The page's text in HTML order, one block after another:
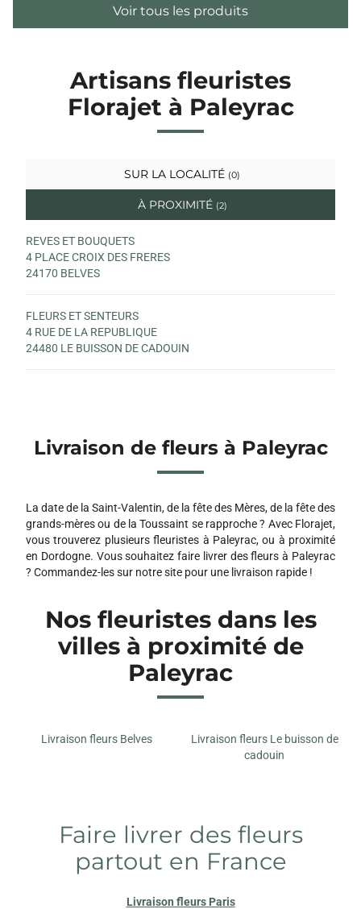
Voir tous les produits
Artisans fleuristes
Florajet à Paleyrac
SUR LA LOCALITÉ (0)
À PROXIMITÉ (2)
REVES ET BOUQUETS
4 PLACE CROIX DES FRERES
24170 BELVES
FLEURS ET SENTEURS
4 RUE DE LA REPUBLIQUE
24480 LE BUISSON DE CADOUIN
Livraison de fleurs à Paleyrac
La date de la Saint-Valentin, de la fête des Mères, de la fête des
grands-mères ou de la Toussaint se rapproche ? Avec Florajet,
vous trouverez plusieurs fleuristes à Paleyrac, ou à proximité
en Dordogne. Vous souhaitez faire livrer des fleurs à Paleyrac
? Commandez-les sur notre site pour une livraison rapide !
Nos fleuristes dans les
villes à proximité de
Paleyrac
Livraison fleurs Belves
Livraison fleurs Le buisson de
cadouin
Faire livrer des fleurs
partout en France
Livraison fleurs Paris